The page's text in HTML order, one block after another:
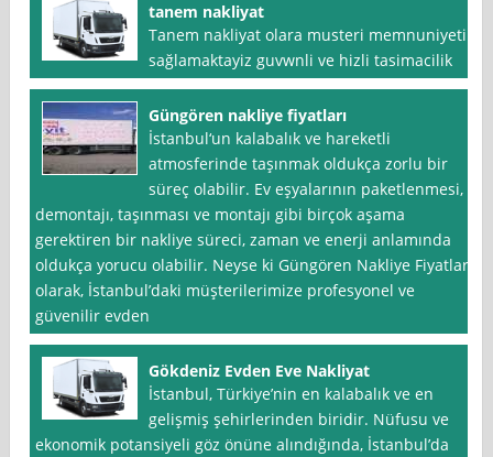
tanem nakliyat
Tanem nakliyat olara musteri memnuniyeti
sağlamaktayiz guvwnli ve hizli tasimacilik
Güngören nakliye fiyatları
İstanbul‘un kalabalık ve hareketli
atmosferinde taşınmak oldukça zorlu bir
süreç olabilir. Ev eşyalarının paketlenmesi,
demontajı, taşınması ve montajı gibi birçok aşama
gerektiren bir nakliye süreci, zaman ve enerji anlamında
oldukça yorucu olabilir. Neyse ki Güngören Nakliye Fiyatları
olarak, İstanbul’daki müşterilerimize profesyonel ve
güvenilir evden
Gökdeniz Evden Eve Nakliyat
İstanbul, Türkiye’nin en kalabalık ve en
gelişmiş şehirlerinden biridir. Nüfusu ve
ekonomik potansiyeli göz önüne alındığında, İstanbul’da